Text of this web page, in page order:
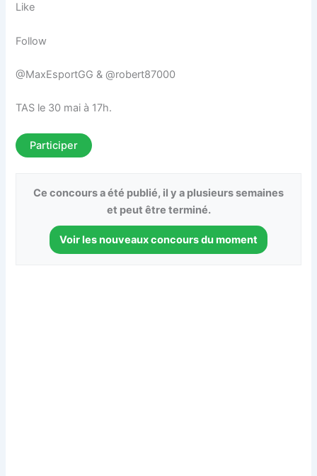
Like
Follow
@MaxEsportGG & @robert87000
TAS le 30 mai à 17h.
Participer
Ce concours a été publié, il y a plusieurs semaines
et peut être terminé.
Voir les nouveaux concours du moment